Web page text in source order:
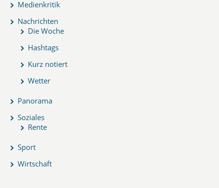
Medienkritik
Nachrichten
Die Woche
Hashtags
Kurz notiert
Wetter
Panorama
Soziales
Rente
Sport
Wirtschaft